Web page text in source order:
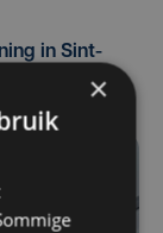
in Sint-
×